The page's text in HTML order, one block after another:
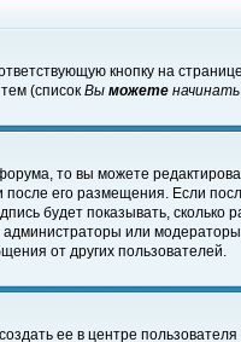
кнопку на
(список Вы можете
то вы можете
его размещения. Если
будет показывать,
или
от других пользователей.
ее в центре